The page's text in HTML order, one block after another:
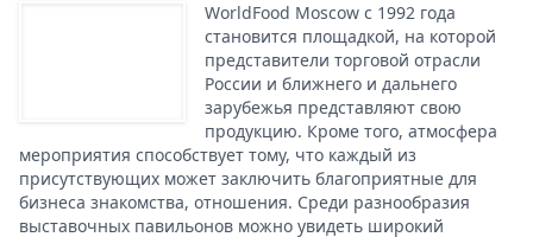
WorldFood Moscow с 1992 года
становится площадкой, на которой
представители торговой отрасли
России и ближнего и дальнего
зарубежья представляют свою
продукцию. Кроме того, атмосфера
мероприятия способствует тому, что каждый из
присутствующих может заключить благоприятные для
бизнеса знакомства, отношения. Среди разнообразия
выставочных павильонов можно увидеть широкий